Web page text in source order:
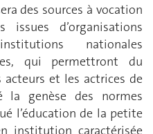
des sources à vocation
issues d’organisations
nationales
qui permettront du
et les actrices de
la genèse des normes
l’éducation de la petite
institution caractérisée